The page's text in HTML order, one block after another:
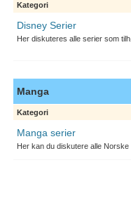
Kategori
Disney Serier
Her diskuteres alle serier som
Manga
Kategori
Manga serier
Her kan du diskutere alle Norske